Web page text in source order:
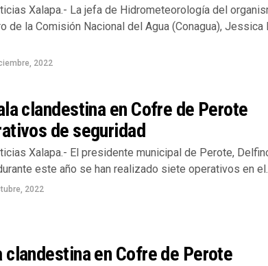
Xalapa.- La jefa de Hidrometeorología del
de la Comisión Nacional del Agua (Conagua), Jessica
2022
clandestina en Cofre de Perote
de seguridad
Xalapa.- El presidente municipal de Perote,
este año se han realizado siete operativos en
2022
clandestina en Cofre de Perote